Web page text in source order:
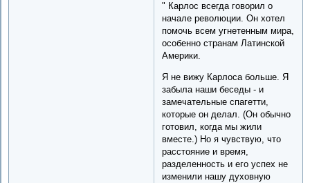
" Карлос всегда говорил о
начале революции. Он хотел
помочь всем угнетенным мира,
особенно странам Латинской
Америки.
Я не вижу Карлоса больше. Я
забыла наши беседы - и
замечательные спагетти,
которые он делал. (Он обычно
готовил, когда мы жили
вместе.) Но я чувствую, что
расстояние и время,
разделенность и его успех не
изменили нашу духовную